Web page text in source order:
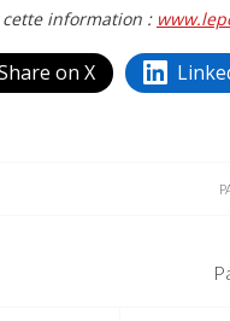
information :
on X